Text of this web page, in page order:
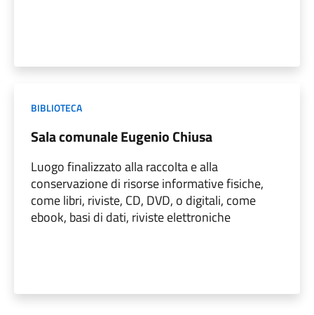
BIBLIOTECA
Sala comunale Eugenio Chiusa
Luogo finalizzato alla raccolta e alla
conservazione di risorse informative fisiche,
come libri, riviste, CD, DVD, o digitali, come
ebook, basi di dati, riviste elettroniche